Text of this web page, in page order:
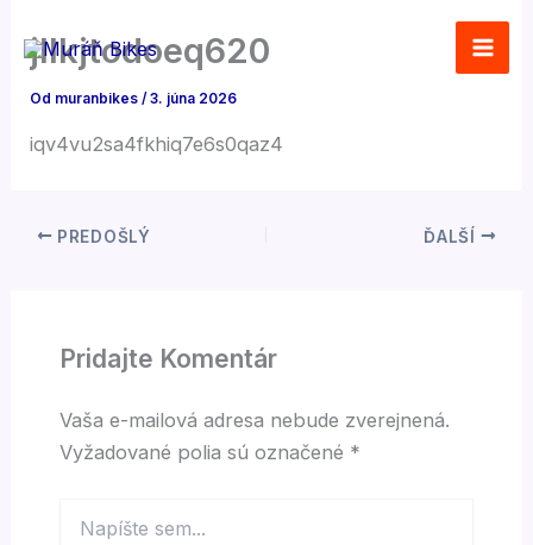
jllkjtodoeq620
Od muranbikes/3. júna 2026
iqv4vu2sa4fkhiq7e6s0qaz4
PREDOŠLÝ ĎALŠÍ
Pridajte Komentár
Vaša e-mailová adresa nebude zverejnená.
Vyžadované polia sú označené *
sem...